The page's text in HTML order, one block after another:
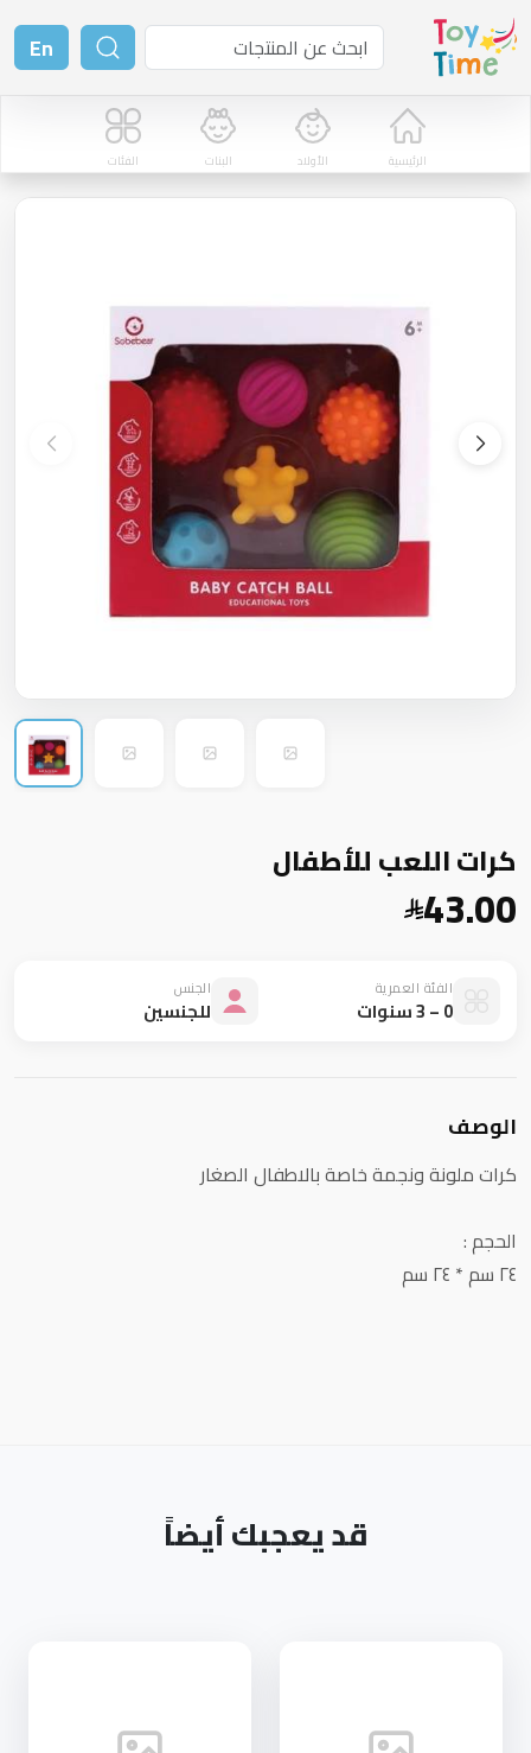
En
الرئيسية الأولاد البنات الفئات
كرات اللعب للأطفال
43.00
الفئة العمرية
0 – 3 سنوات
الجنس
للجنسين
الوصف
كرات ملونة ونجمة خاصة بالاطفال الصغار
الحجم :
٢٤ سم * ٢٤ سم
قد يعجبك أيضاً